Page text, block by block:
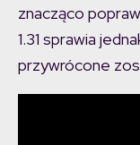
znacząco
1.31 sprawia
przywrócone